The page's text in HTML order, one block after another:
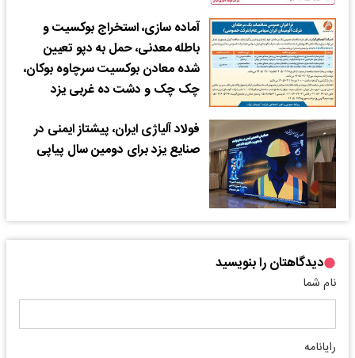
آماده سازی، استخراج بوکسیت و
باطله معدنی، حمل به دپو تعیین
شده معادن بوکسیت سرچاوه بوکان،
چک چک و دشت ده غربی یزد
فولاد آلیاژی ایران، پیشتاز ایمنی در
صنایع یزد برای دومین سال پیاپی
دیدگاهتان را بنویسید
نام شما
رایانامه